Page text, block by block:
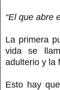
“El que abre
La primera
vida se
adulterio y la
Esto hay